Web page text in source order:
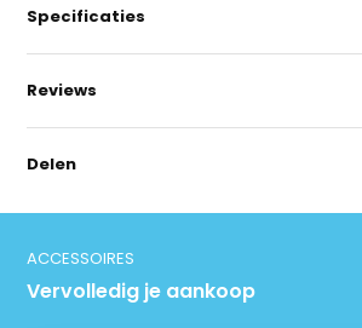
Specificaties
Reviews
Delen
ACCESSOIRES
Vervolledig je aankoop